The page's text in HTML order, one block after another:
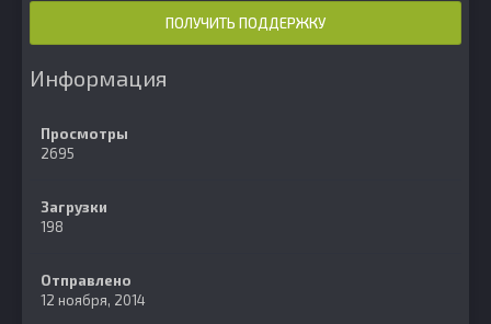
ПОЛУЧИТЬ ПОДДЕРЖКУ
Информация
Просмотры
2695
Загрузки
198
Отправлено
12 ноября, 2014